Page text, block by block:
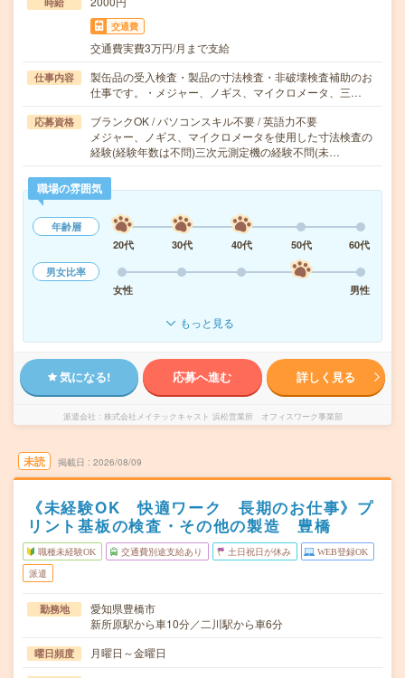
交通費
交通費実費3万円/月まで支給
仕事内容
製缶品の受入検査・製品の寸法検査・非破壊検査補助のお
仕事です。・メジャー、ノギス、マイクロメータ、三…
応募資格
ブランクOK / パソコンスキル不要 / 英語力不要
メジャー、ノギス、マイクロメータを使用した寸法検査の
経験(経験年数は不問)三次元測定機の経験不問(未…
職場の雰囲気
年齢層
20代
30代 40代 50代
60代
男女比率
女性
男性
もっと見る
気になる! 応募へ進む 詳しく見る
派遣会社 株式会社メイテックキャスト 浜松営業所 オフィスワーク事業部
未読 掲載日 2026/08/09
《未経験OK 快適ワーク 長期のお仕事》プ
リント基板の検査・その他の製造 豊橋
職種未経験OK 交通費別途支給あり 土日祝日が休み WEB登録OK
派遣
勤務地
愛知県豊橋市
新所原駅から車10分／二川駅から車6分
曜日頻度 月曜日～金曜日